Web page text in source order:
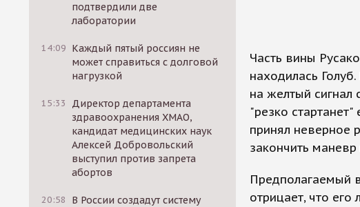
подтвердили две
лаборатории
14:09 Каждый пятый россиян не
может справиться с долговой
нагрузкой
15:33
Директор департамента
здравоохранения ХМАО,
кандидат медицинских наук
Алексей Добровольский
выступил против запрета
абортов
20:58
В России создадут систему
Часть вины
находилась
на желтый сигнал
"резко
принял неверное
закончить маневр
Предполагаемый
отрицает, что